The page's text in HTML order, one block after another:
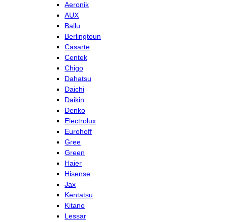
Aeronik
AUX
Ballu
Berlingtoun
Casarte
Centek
Chigo
Dahatsu
Daichi
Daikin
Denko
Electrolux
Eurohoff
Gree
Green
Haier
Hisense
Jax
Kentatsu
Kitano
Lessar